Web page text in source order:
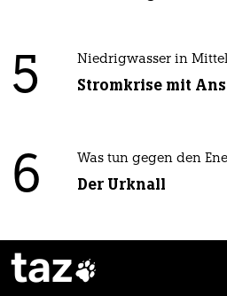
5 Niedrigwasser in
Stromkrise mit
6 Was tun gegen den
Der Urknall
taz